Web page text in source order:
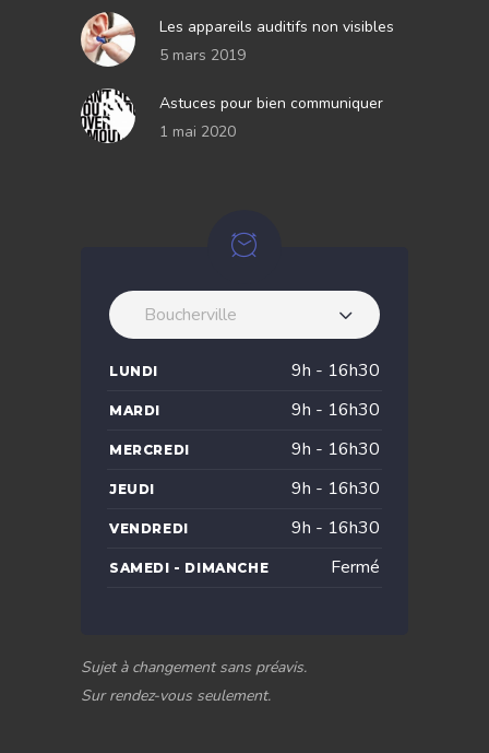
Les appareils auditifs non visibles
5 mars 2019
Astuces pour bien communiquer
1 mai 2020
Boucherville
LUNDI 9h - 16h30
MARDI 9h - 16h30
MERCREDI 9h - 16h30
JEUDI 9h - 16h30
VENDREDI 9h - 16h30
SAMEDI - DIMANCHE Fermé
Sujet à changement sans préavis.
Sur rendez-vous seulement.